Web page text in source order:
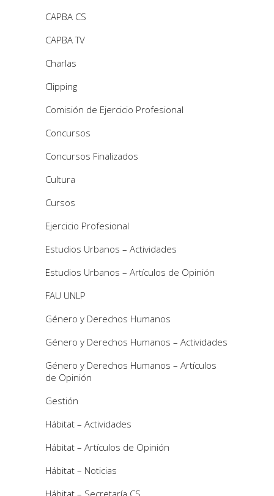
CAPBA CS
CAPBA TV
Charlas
Clipping
Comisión de Ejercicio Profesional
Concursos
Concursos Finalizados
Cultura
Cursos
Ejercicio Profesional
Estudios Urbanos – Actividades
Estudios Urbanos – Artículos de Opinión
FAU UNLP
Género y Derechos Humanos
Género y Derechos Humanos – Actividades
Género y Derechos Humanos – Artículos
de Opinión
Gestión
Hábitat – Actividades
Hábitat – Artículos de Opinión
Hábitat – Noticias
Hábitat – Secretaría CS